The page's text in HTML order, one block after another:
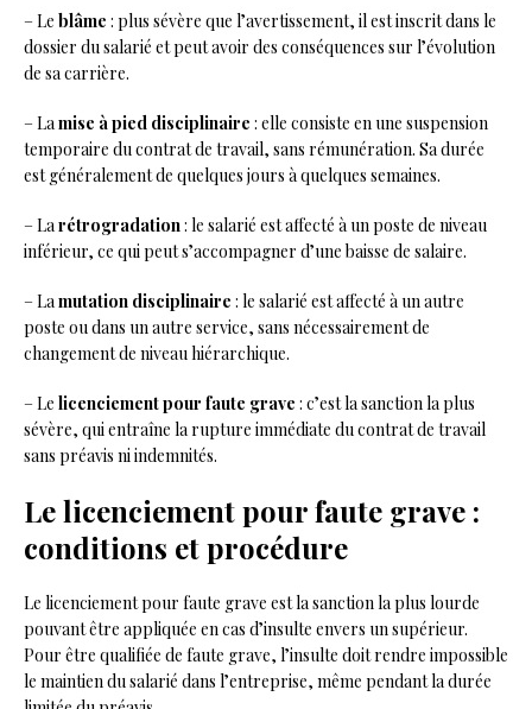
– Le blâme : plus sévère que l’avertissement, il est inscrit dans le
dossier du salarié et peut avoir des conséquences sur l’évolution
de sa carrière.
– La mise à pied disciplinaire : elle consiste en une suspension
temporaire du contrat de travail, sans rémunération. Sa durée
est généralement de quelques jours à quelques semaines.
– La rétrogradation: le salarié est affecté à un poste de niveau
inférieur, ce qui peut s’accompagner d’une baisse de salaire.
– La mutation disciplinaire : le salarié est affecté à un autre
poste ou dans un autre service, sans nécessairement de
changement de niveau hiérarchique.
– Le licenciement pour faute grave : c’est la sanction la plus
sévère, qui entraîne la rupture immédiate du contrat de travail
sans préavis ni indemnités.
Le licenciement pour faute grave :
conditions et procédure
Le licenciement pour faute grave est la sanction la plus lourde
pouvant être appliquée en cas d’insulte envers un supérieur.
Pour être qualifiée de faute grave, l’insulte doit rendre impossible
le maintien du salarié dans l’entreprise, même pendant la durée